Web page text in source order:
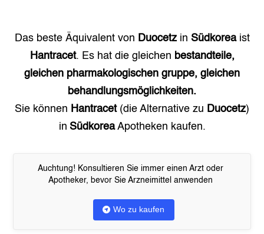
Das beste Äquivalent von Duocetzin Südkoreaist
Hantracet. Es hat die gleichen bestandteile,
gleichen pharmakologischen gruppe, gleichen
behandlungsmöglichkeiten.
Sie können Hantracet(die Alternative zu Duocetz)
in SüdkoreaApotheken kaufen.
Auchtung! Konsultieren Sie immer einen Arzt oder
Apotheker, bevor Sie Arzneimittel anwenden
Wo zu kaufen